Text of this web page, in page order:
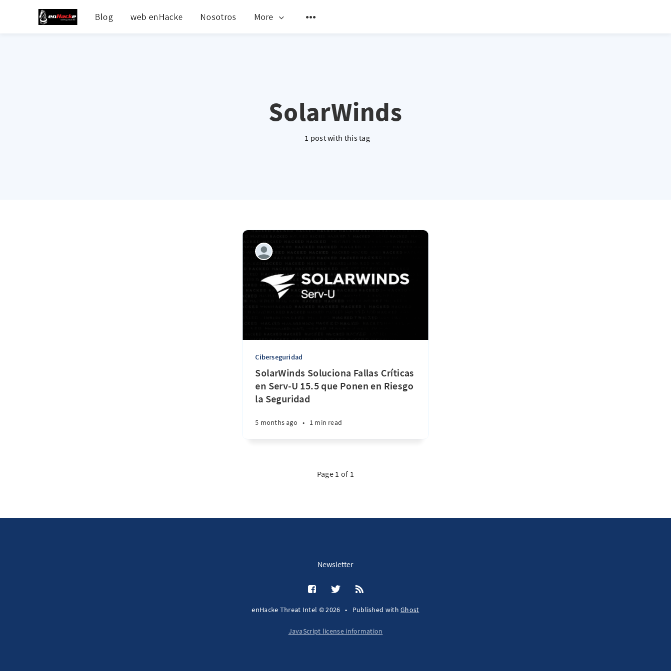
Blog web enHacke Nosotros More
SolarWinds
1 post with this tag
Ciberseguridad
SolarWinds Soluciona Fallas Críticas
en Serv-U 15.5 que Ponen en Riesgo
la Seguridad
5 months ago • 1 min read
Page 1 of 1
Newsletter
enHacke Threat Intel © 2026 • Published withGhost
JavaScript license information